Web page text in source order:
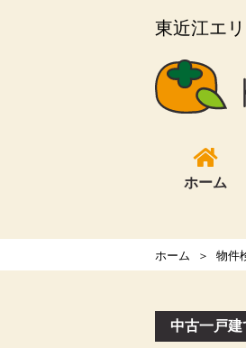
東近江エ
ホーム
ホーム 物件
中古一戸建